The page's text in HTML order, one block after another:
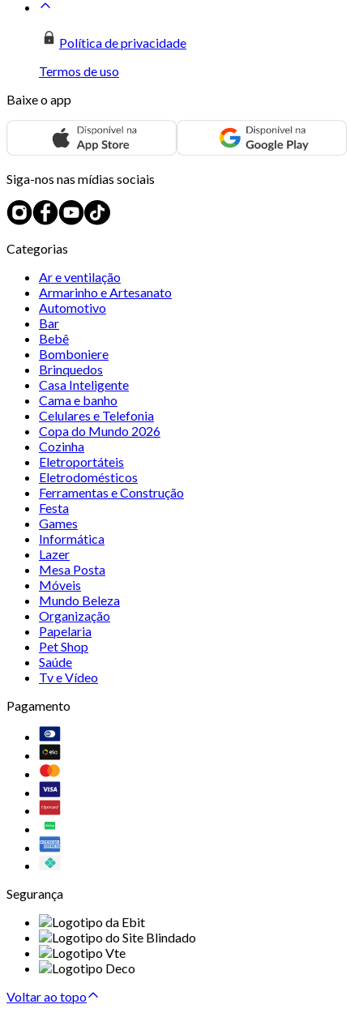
Política de privacidade
Termos de uso
Baixe o app
Siga-nos nas mídias sociais
Categorias
Ar e ventilação
Armarinho e Artesanato
Automotivo
Bar
Bebê
Bomboniere
Brinquedos
Casa Inteligente
Cama e banho
Celulares e Telefonia
Copa do Mundo 2026
Cozinha
Eletroportáteis
Eletrodomésticos
Ferramentas e Construção
Festa
Games
Informática
Lazer
Mesa Posta
Móveis
Mundo Beleza
Organização
Papelaria
Pet Shop
Saúde
Tv e Vídeo
Pagamento
Segurança
Voltar ao topo